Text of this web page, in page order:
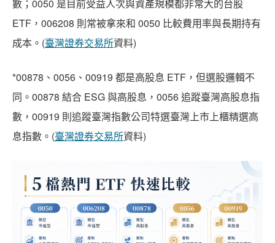
數；0050 是目前受益人次與資產規模都非常大的台股
ETF，006208 則常被拿來和 0050 比較費用率與長期持有
成本。(臺灣證券交易所資料)
*00878、0056、00919 都是高股息 ETF，但選股邏輯不
同。00878 結合 ESG 與高股息，0056 追蹤臺灣高股息指
數，00919 則追蹤臺灣指數公司特選臺灣上市上櫃精選高
息指數。(臺灣證券交易所資料)